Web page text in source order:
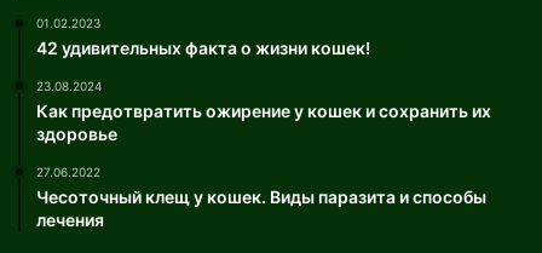
01.02.2023
42 удивительных факта о жизни кошек!
23.08.2024
Как предотвратить ожирение у кошек и сохранить их
здоровье
27.06.2022
Чесоточный клещ у кошек. Виды паразита и способы
лечения